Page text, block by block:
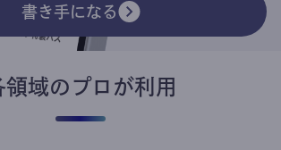
書き手になる
領域のプロが利用